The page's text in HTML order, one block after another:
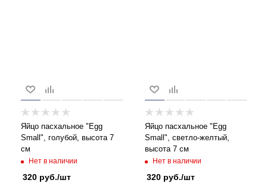
Яйцо пасхальное "Egg
Small", голубой, высота 7
см
Нет в наличии
320 руб./шт
Яйцо пасхальное "Egg
Small", светло-желтый,
высота 7 см
Нет в наличии
320 руб./шт